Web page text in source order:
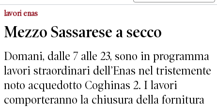
lavori enas
Mezzo Sassarese a secco
Domani, dalle 7 alle 23, sono in programma
lavori straordinari dell’Enas nel tristemente
noto acquedotto Coghinas 2. I lavori
comporteranno la chiusura della fornitura